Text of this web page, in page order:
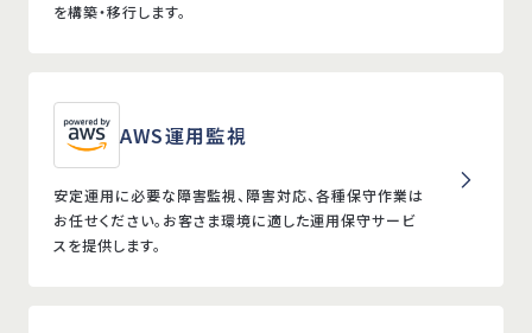
を構築・移行します。
AWS運用監視
安定運用に必要な障害監視、障害対応、各種保守作業は
お任せください。お客さま環境に適した運用保守サービ
スを提供します。